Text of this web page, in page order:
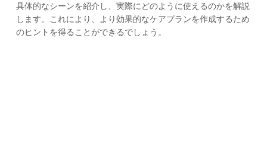
具体的なシーンを紹介し、実際にどのように使えるのかを解説
します。これにより、より効果的なケアプランを作成するため
のヒントを得ることができるでしょう。